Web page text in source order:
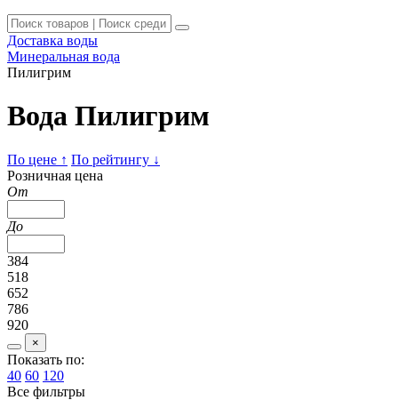
Доставка воды
Минеральная вода
Пилигрим
Вода Пилигрим
По цене ↑ По рейтингу ↓
Розничная цена
От
До
384
518
652
786
920
×
Показать по:
40 60 120
Все фильтры